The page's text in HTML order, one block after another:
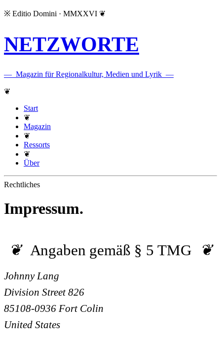
※ Editio Domini · MMXXVI ❦
NETZWORTE
— Magazin für Regionalkultur, Medien und Lyrik —
❦
Start
❦
Magazin
❦
Ressorts
❦
Über
Rechtliches
Impressum.
Angaben gemäß § 5 TMG
Johnny Lang
Division Street 826
85108-0936 Fort Colin
United States